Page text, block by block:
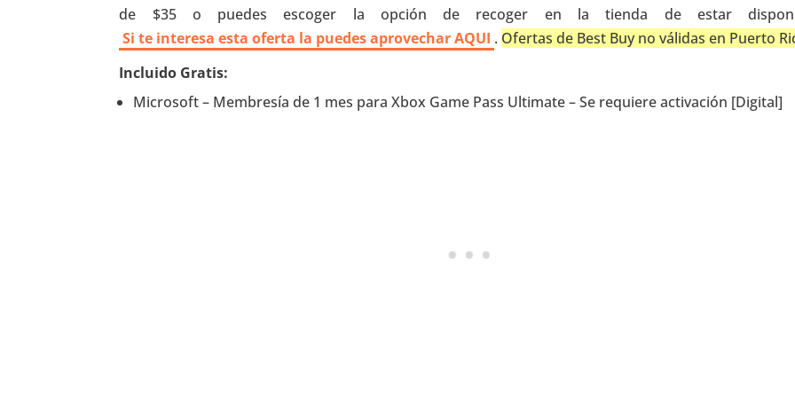
de $35 o puedes escoger la opción de recoger en la tienda de estar
Si te interesa esta oferta la puedes aprovechar AQUI . Ofertas de Best Buy no válidas en Puerto
Incluido Gratis:
Microsoft – Membresía de 1 mes para Xbox Game Pass Ultimate – Se requiere activación [Digital]